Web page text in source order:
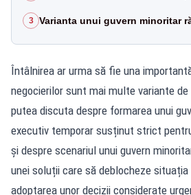
3 Varianta unui guvern minoritar
Întâlnirea ar urma să fie una
negocierilor sunt mai multe variante
putea discuta despre formarea unui
executiv temporar susținut strict
și despre scenariul unui guvern
unei soluții care să deblocheze
adoptarea unor decizii considerate